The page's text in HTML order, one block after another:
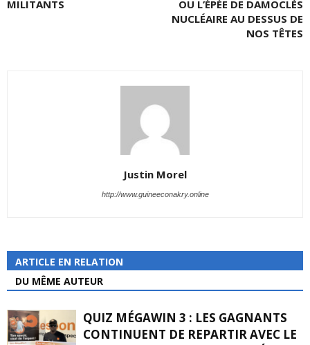
MILITANTS
OU L’ÉPÉE DE DAMOCLÈS
NUCLÉAIRE AU DESSUS DE
NOS TÊTES
Justin Morel
http://www.guineeconakry.online
ARTICLE EN RELATION
DU MÊME AUTEUR
QUIZ MÉGAWIN 3 : LES GAGNANTS
CONTINUENT DE REPARTIR AVEC LE